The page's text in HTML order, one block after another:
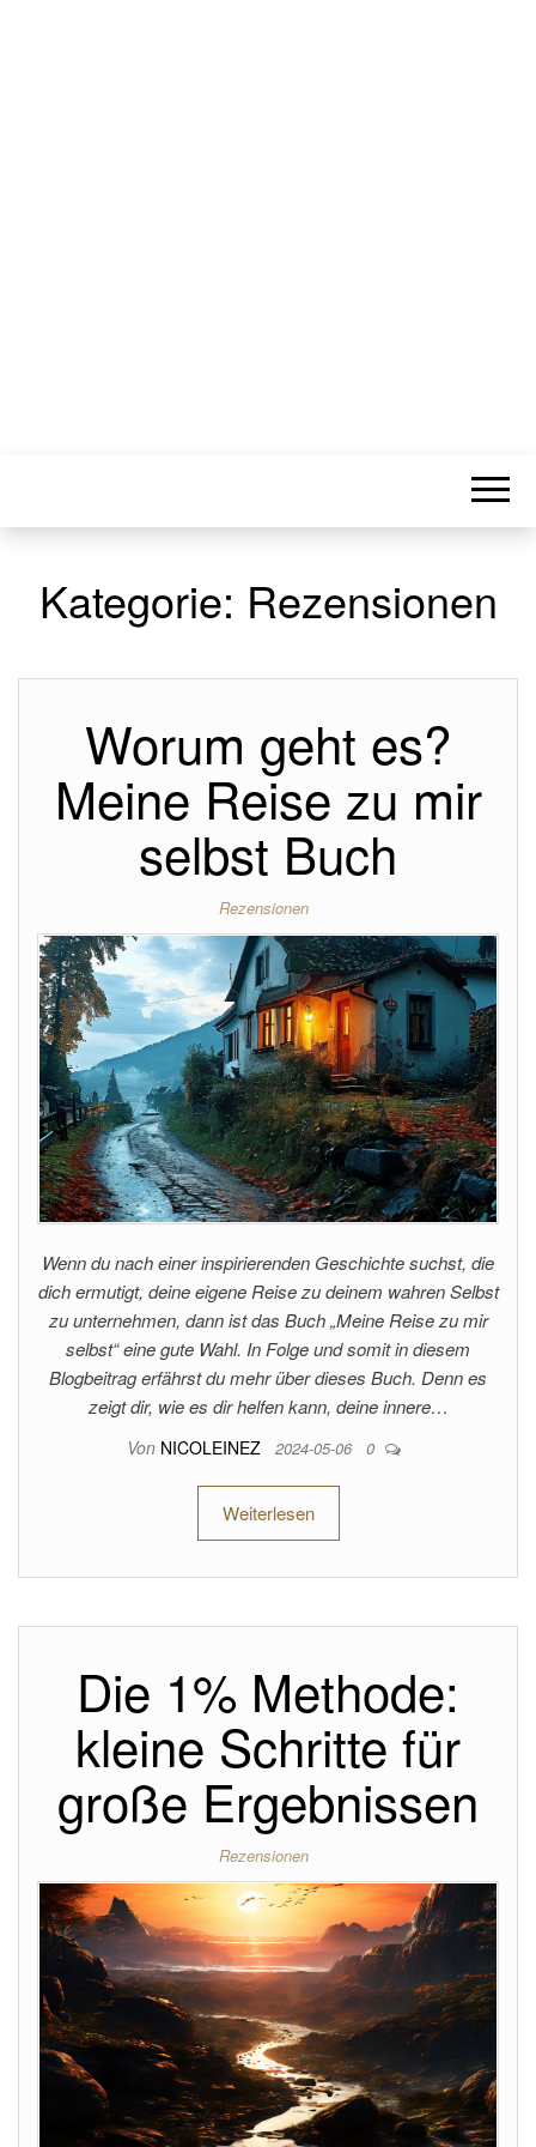
Kategorie: Rezensionen
Worum geht es?
Meine Reise zu mir
selbst Buch
Rezensionen
Wenn du nach einer inspirierenden Geschichte suchst, die
dich ermutigt, deine eigene Reise zu deinem wahren Selbst
zu unternehmen, dann ist das Buch „Meine Reise zu mir
selbst“ eine gute Wahl. In Folge und somit in diesem
Blogbeitrag erfährst du mehr über dieses Buch. Denn es
zeigt dir, wie es dir helfen kann, deine innere…
Von NICOLEINEZ 2024-05-06 0
Weiterlesen
Die 1% Methode:
kleine Schritte für
große Ergebnissen
Rezensionen